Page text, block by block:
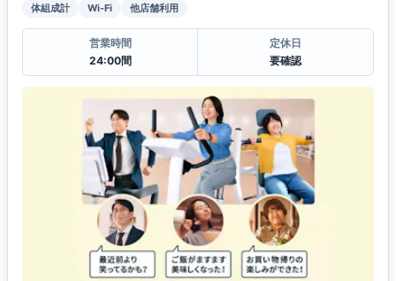
体組成計 Wi-Fi 他店舗利用
営業時間
24:00間
定休日
要確認